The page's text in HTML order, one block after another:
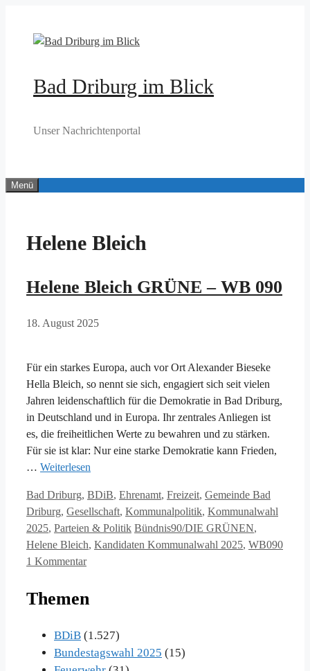
springen
Bad Driburg im Blick
Unser Nachrichtenportal
Menü
Helene Bleich
Helene Bleich GRÜNE – WB 090
18. August 2025
Für ein starkes Europa, auch vor Ort Alexander Bieseke
Hella Bleich, so nennt sie sich, engagiert sich seit vielen
Jahren leidenschaftlich für die Demokratie in Bad Driburg,
in Deutschland und in Europa. Ihr zentrales Anliegen ist
es, die freiheitlichen Werte zu bewahren und zu stärken.
Für sie ist klar: Nur eine starke Demokratie kann Frieden,
… Weiterlesen
Kategorien
Bad Driburg, BDiB, Ehrenamt, Freizeit, Gemeinde Bad
Driburg, Gesellschaft, Kommunalpolitik, Kommunalwahl
2025, Parteien & Politik Schlagwörter
Bündnis90/DIE GRÜNEN,
Helene Bleich, Kandidaten Kommunalwahl 2025, WB090
1 Kommentar
Themen
BDiB (1.527)
Bundestagswahl 2025 (15)